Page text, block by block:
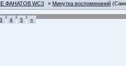
ФАНАТОВ WC3 » Минутка воспоминаний
3 4 5 »